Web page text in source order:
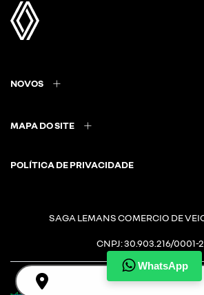
WhatsApp
NOVOS
MAPA DO SITE
POLÍTICA DE PRIVACIDADE
SAGA LEMANS COMERCIO DE
CNPJ: 30.903.216/0001-